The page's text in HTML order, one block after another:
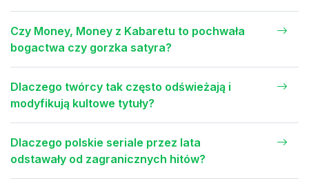
Czy Money, Money z Kabaretu to pochwała
bogactwa czy gorzka satyra?
Dlaczego twórcy tak często odświeżają i
modyfikują kultowe tytuły?
Dlaczego polskie seriale przez lata
odstawały od zagranicznych hitów?